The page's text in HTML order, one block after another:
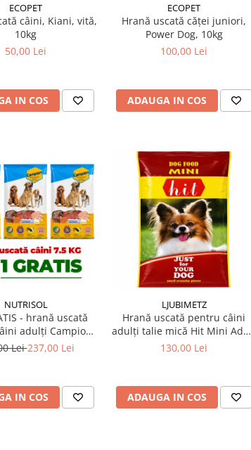
ECOPET
câini, Kiani, vită,
10kg
50,00 Lei
IN COS
ECOPET
Hrană uscată căței juniori,
Power Dog, 10kg
100,00 Lei
ADAUGA IN COS
NUTRISOL
- hrană uscată
adulți Campion
7,5 kg
Lei237,00 Lei
IN COS
LJUBIMETZ
Hrană uscată pentru câini
adulți talie mică Hit Mini Adult
10 kg
130,00 Lei
ADAUGA IN COS